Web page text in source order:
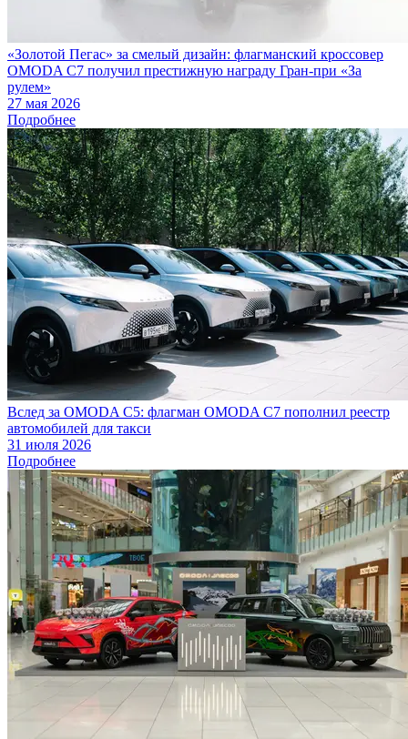
«Золотой Пегас» за смелый дизайн: флагманский кроссовер
OMODA C7 получил престижную награду Гран-при «За
рулем»
27 мая 2026
Подробнее
Вслед за OMODA C5: флагман OMODA C7 пополнил реестр
автомобилей для такси
31 июля 2026
Подробнее